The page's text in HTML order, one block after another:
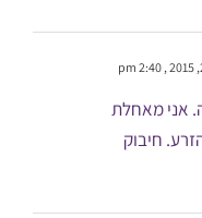
אני מאחלת
חיבוק